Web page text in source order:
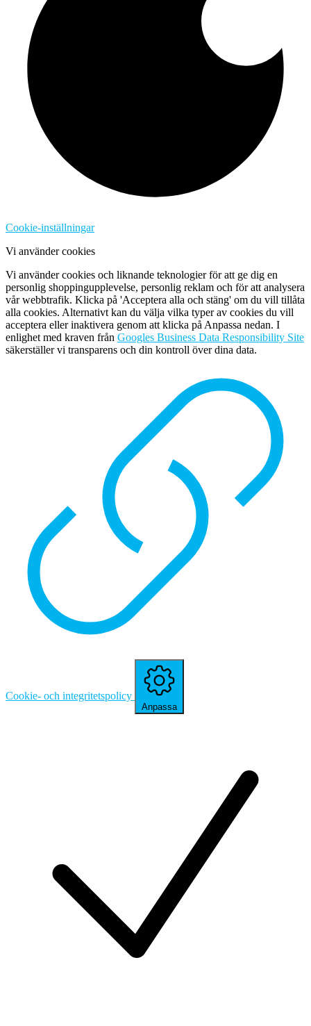
Cookie-inställningar
Vi använder cookies
Vi använder cookies och liknande teknologier för att ge dig en
personlig shoppingupplevelse, personlig reklam och för att analysera
vår webbtrafik. Klicka på 'Acceptera alla och stäng' om du vill tillåta
alla cookies. Alternativt kan du välja vilka typer av cookies du vill
acceptera eller inaktivera genom att klicka på Anpassa nedan. I
enlighet med kraven från Googles Business Data Responsibility Site
säkerställer vi transparens och din kontroll över dina data.
Cookie- och integritetspolicy
Anpassa